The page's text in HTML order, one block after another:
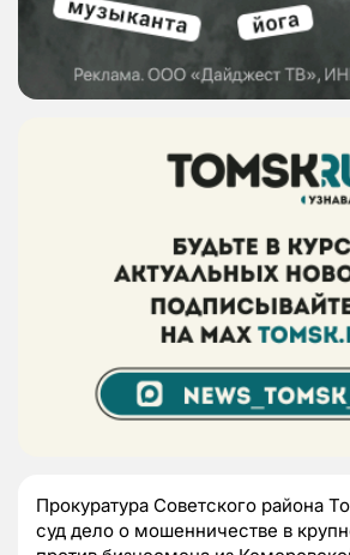
Прокуратура Советского района
суд дело о мошенничестве в